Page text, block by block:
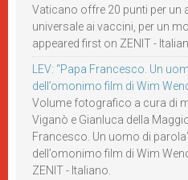
Vaticano offre 20 punti per un
universale ai vaccini, per un
appeared first on ZENIT -
LEV: “Papa Francesco. Un
dell’omonimo film di Wim
Volume fotografico a cura di
Viganò e Gianluca della
Francesco. Un uomo di
dell’omonimo film di Wim
ZENIT - Italiano.